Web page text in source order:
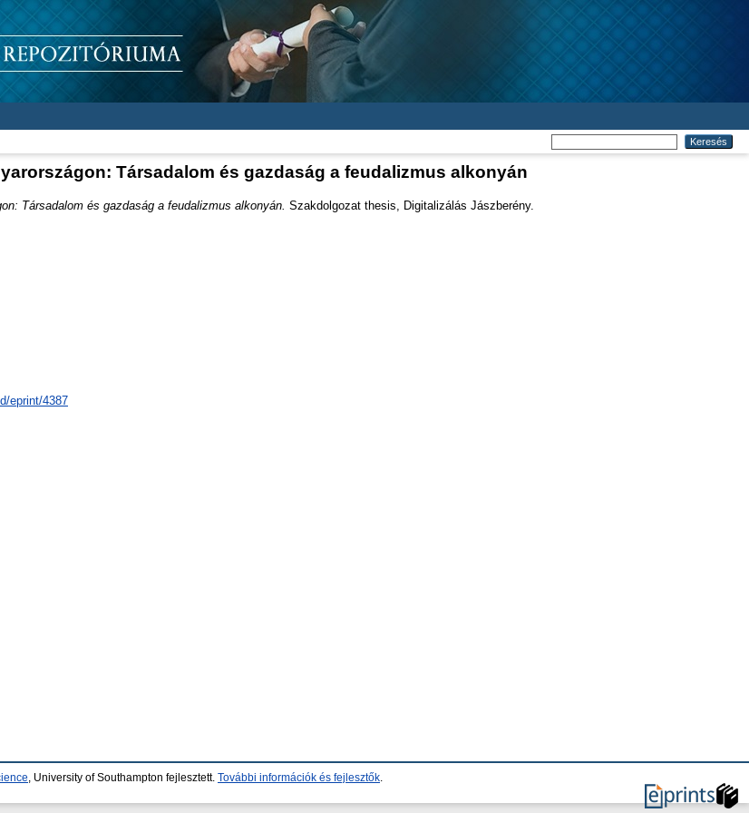
Társadalom és gazdaság a feudalizmus alkonyán
Társadalom és gazdaság a feudalizmus alkonyán. Szakdolgozat thesis, Digitalizálás Jászberény.
eprint/4387
, University of Southampton fejlesztett. További információk és fejlesztők